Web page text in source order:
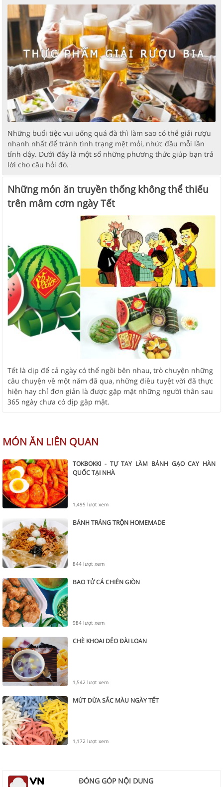
Những buổi tiệc vui uống quá đà thì làm sao có thể giải rượu
nhanh nhất để tránh tình trạng mệt mỏi, nhức đầu mỗi lần
tỉnh dậy. Dưới đây là một số những phương thức giúp bạn trả
lời cho câu hỏi đó.
Những món ăn truyền thống không thể thiếu
trên mâm cơm ngày Tết
Tết là dịp để cả ngày có thể ngồi bên nhau, trò chuyện những
câu chuyện về một năm đã qua, những điều tuyệt vời đã thực
hiện hay chỉ đơn giản là được gặp mặt những người thân sau
365 ngày chưa có dịp gặp mặt.
MÓN ĂN LIÊN QUAN
TOKBOKKI - TỰ TAY LÀM BÁNH GẠO CAY HÀN
QUỐC TẠI NHÀ
1,495 lượt xem
BÁNH TRÁNG TRỘN HOMEMADE
844 lượt xem
BAO TỬ CÁ CHIÊN GIÒN
984 lượt xem
CHÈ KHOAI DẺO ĐÀI LOAN
1,542 lượt xem
MỨT DỪA SẮC MÀU NGÀY TẾT
1,172 lượt xem
ĐÓNG GÓP NỘI DUNG